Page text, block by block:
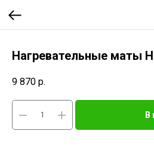
Нагревательные маты
9 870 р.
В